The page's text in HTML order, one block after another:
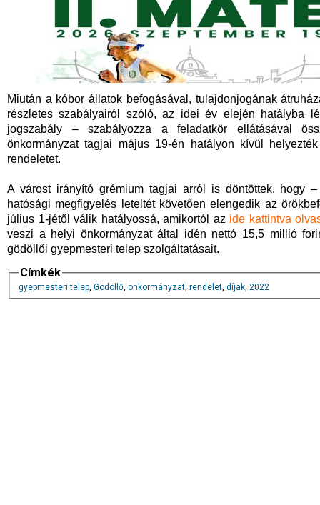
Miután a kóbor állatok befogásával, tulajdonjogának
részletes szabályairól szóló, az idei év elején hatályba
jogszabály – szabályozza a feladatkör ellátásával
önkormányzat tagjai május 19-én hatályon kívül
rendeletet.
A várost irányító grémium tagjai arról is döntöttek, hogy
hatósági megfigyelés leteltét követően elengedik az
július 1-jétől válik hatályossá, amikortól az ide kattintva
veszi a helyi önkormányzat által idén nettó 15,5 millió
gödöllői gyepmesteri telep szolgáltatásait.
Címkék
gyepmesteri telep, Gödöllő, önkormányzat, rendelet, díjak, 2022